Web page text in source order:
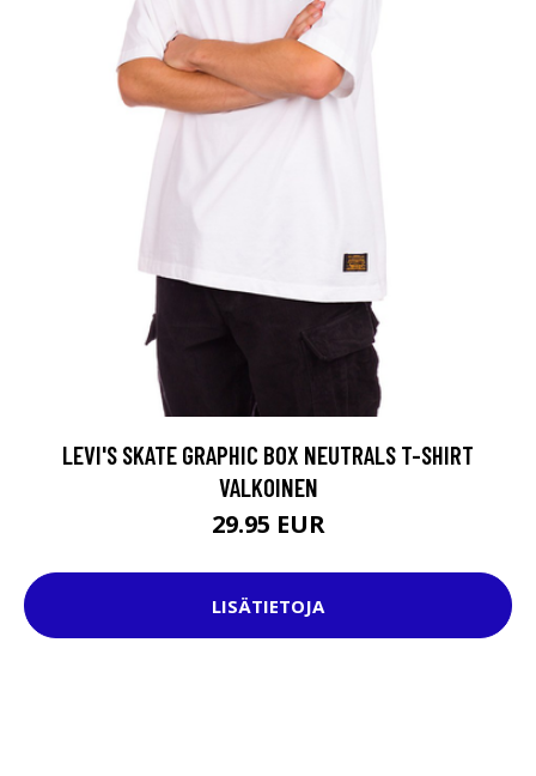
LEVI'S SKATE GRAPHIC BOX NEUTRALS T-SHIRT
VALKOINEN
29.95 EUR
LISÄTIETOJA